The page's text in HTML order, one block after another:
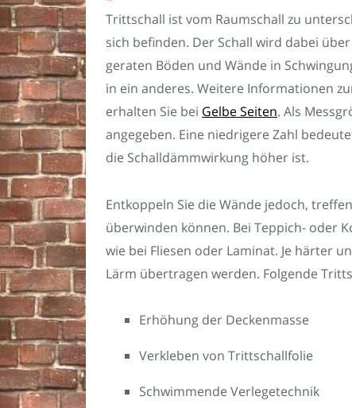
Trittschall ist vom Raumschall zu
sich befinden. Der Schall wird dabei
geraten Böden und Wände in
in ein anderes. Weitere Informationen
erhalten Sie bei Gelbe Seiten. Als
angegeben. Eine niedrigere Zahl
die Schalldämmwirkung höher ist.
Entkoppeln Sie die Wände jedoch,
überwinden können. Bei Teppich- oder
wie bei Fliesen oder Laminat. Je härter
Lärm übertragen werden. Folgende
Erhöhung der Deckenmasse
Verkleben von Trittschallfolie
Schwimmende Verlegetechnik